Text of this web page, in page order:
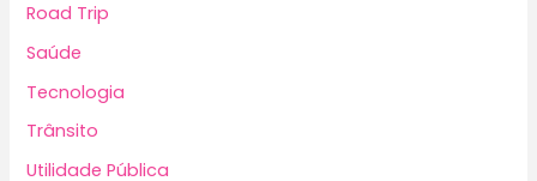
Road Trip
Saúde
Tecnologia
Trânsito
Utilidade Pública